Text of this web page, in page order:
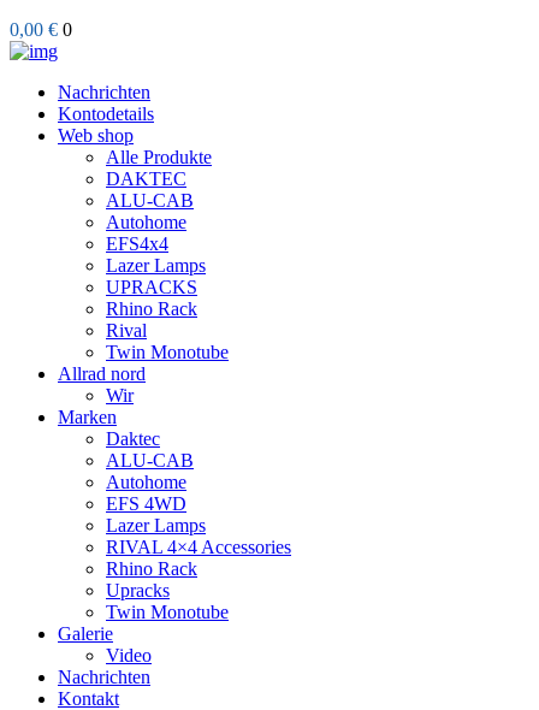
0,00 € 0
Nachrichten
Kontodetails
Web shop
Alle Produkte
DAKTEC
ALU-CAB
Autohome
EFS4x4
Lazer Lamps
UPRACKS
Rhino Rack
Rival
Twin Monotube
Allrad nord
Wir
Marken
Daktec
ALU-CAB
Autohome
EFS 4WD
Lazer Lamps
RIVAL 4×4 Accessories
Rhino Rack
Upracks
Twin Monotube
Galerie
Video
Nachrichten
Kontakt